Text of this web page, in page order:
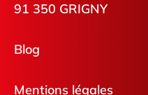
91 350 GRIGNY
Blog
Mentions légales